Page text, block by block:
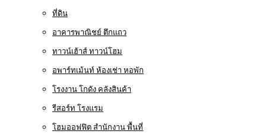
ที่ดิน
อาคารพาณิชย์ ตึกแถว
ทาวน์เฮ้าส์ ทาวน์โฮม
อพาร์ทเม้นท์ ห้องเช่า หอพัก
โรงงาน โกดัง คลังสินค้า
รีสอร์ท โรงแรม
โฮมออฟฟิต สำนักงาน พื้นที่